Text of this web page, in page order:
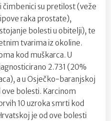
čimbenici su pretilost (veže
raka prostate),
bolesti u obitelji), te
tvarima iz okoline.
kod muškarca. U
2.731 (20%
a u Osječko-baranjskoj
bolesti. Karcinom
10 uzroka smrti kod
je od ove bolesti